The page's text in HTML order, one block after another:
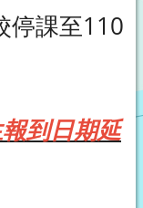
停課至110
到日期延